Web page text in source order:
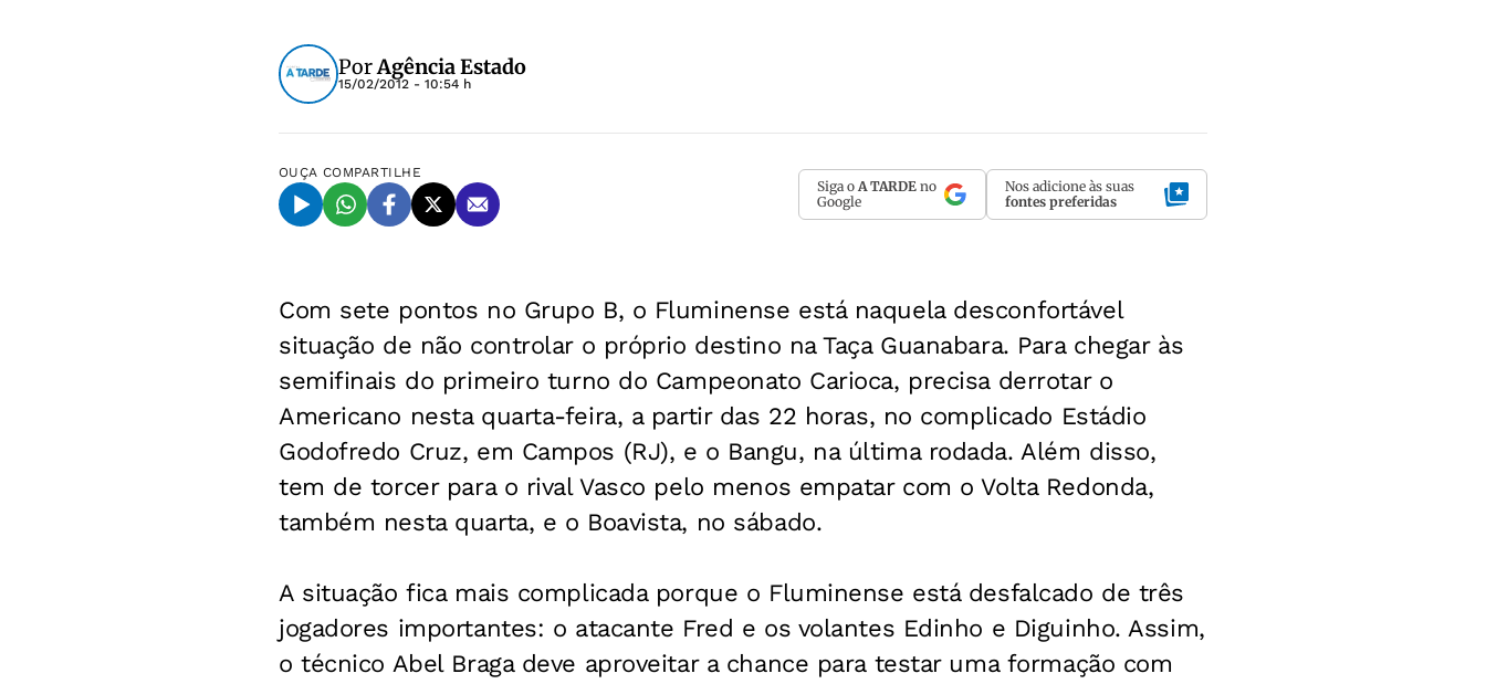
PorAgência Estado
15/02/2012 - 10:54 h
OUÇA COMPARTILHE
Siga o A TARDE no
Google
Nos adicione às suas
fontes preferidas
Com sete pontos no Grupo B, o Fluminense está naquela desconfortável
situação de não controlar o próprio destino na Taça Guanabara. Para chegar às
semifinais do primeiro turno do Campeonato Carioca, precisa derrotar o
Americano nesta quarta-feira, a partir das 22 horas, no complicado Estádio
Godofredo Cruz, em Campos (RJ), e o Bangu, na última rodada. Além disso,
tem de torcer para o rival Vasco pelo menos empatar com o Volta Redonda,
também nesta quarta, e o Boavista, no sábado.
A situação fica mais complicada porque o Fluminense está desfalcado de três
jogadores importantes: o atacante Fred e os volantes Edinho e Diguinho. Assim,
o técnico Abel Braga deve aproveitar a chance para testar uma formação com